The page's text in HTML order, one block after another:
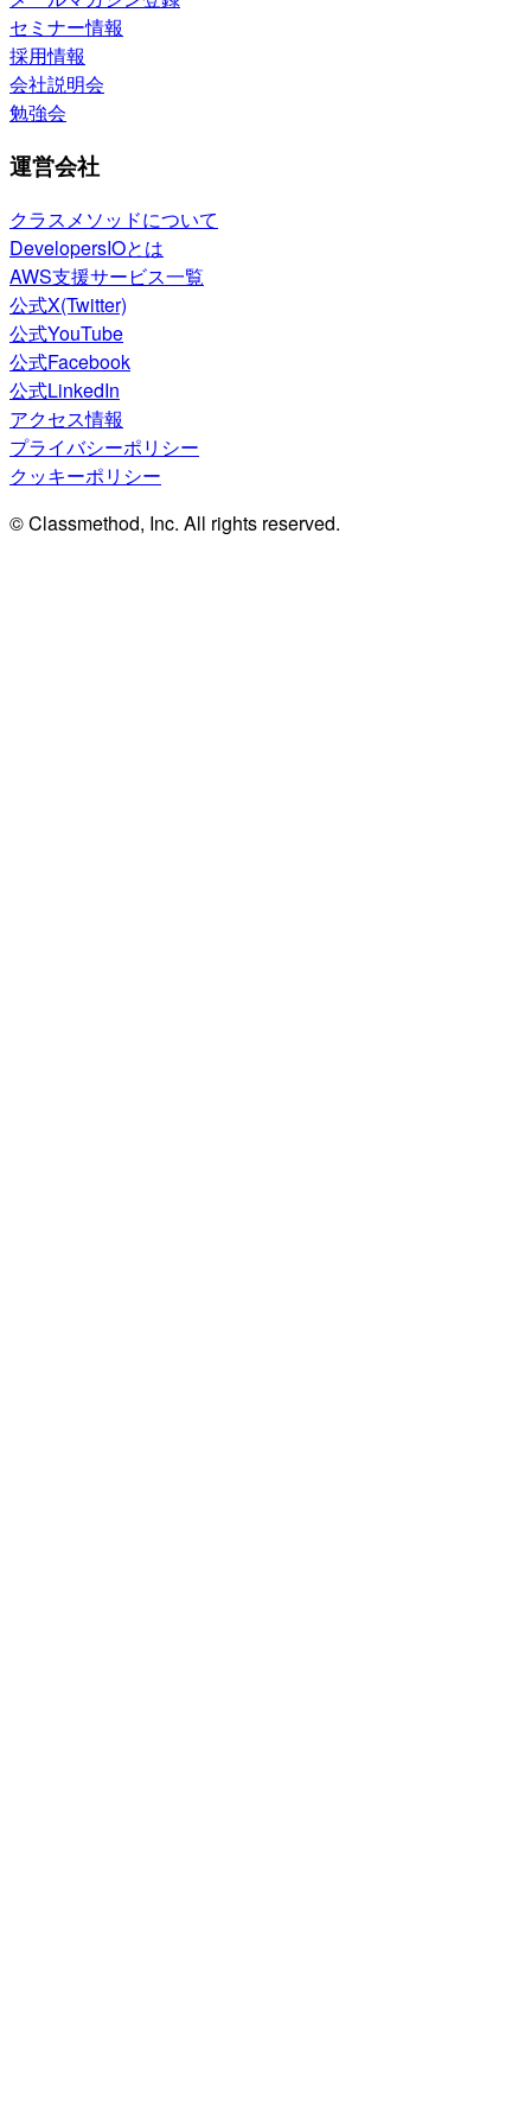
セミナー情報
採用情報
会社説明会
勉強会
運営会社
クラスメソッドについて
DevelopersIOとは
AWS支援サービス一覧
公式X(Twitter)
公式YouTube
公式Facebook
公式LinkedIn
アクセス情報
プライバシーポリシー
クッキーポリシー
© Classmethod, Inc. All rights reserved.